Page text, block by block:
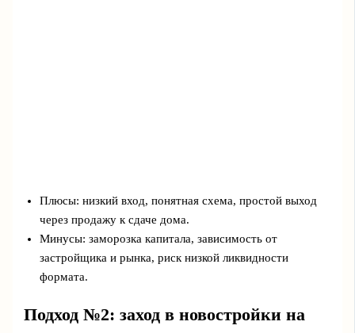
Плюсы: низкий вход, понятная схема, простой выход
через продажу к сдаче дома.
Минусы: заморозка капитала, зависимость от
застройщика и рынка, риск низкой ликвидности
формата.
Подход №2: заход в новостройки на